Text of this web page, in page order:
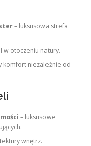
– luksusowa strefa
w otoczeniu natury.
komfort niezależnie od
– luksusowe
wnętrz.